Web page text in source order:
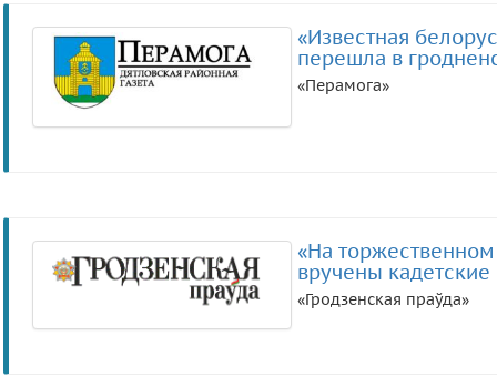
«Известная
перешла в
«Перамога»
«На
вручены
«Гродзенская праўда»